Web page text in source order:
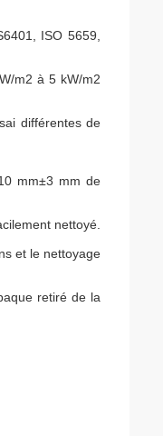
ISO 5659,
m2 à 5 kW/m2
différentes de
mm±3 mm de
nettoyé.
et le nettoyage
retiré de la